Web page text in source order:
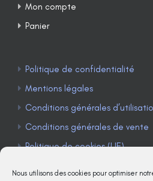
Nous utilisons des cookies pour optimiser
Mon compte
Panier
Politique de confidentialité
Mentions légales
Conditions générales
Conditions générales de vente
Politique de cookies (UE)